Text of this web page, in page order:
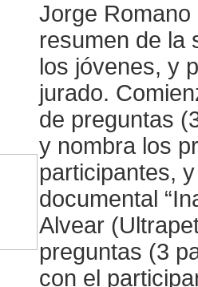
Jorge
resumen de la
los jóvenes, y
jurado.
de preguntas
y nombra los
participantes,
documental
Alvear
preguntas (3
con el